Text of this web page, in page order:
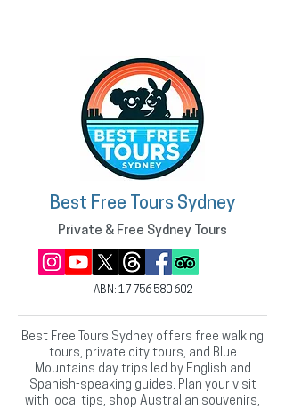
Best Free Tours Sydney
Private & Free Sydney Tours
ABN: 17 756 580 602
Best Free Tours Sydney offers free walking
tours, private city tours, and Blue
Mountains day trips led by English and
Spanish-speaking guides. Plan your visit
with local tips, shop Australian souvenirs,